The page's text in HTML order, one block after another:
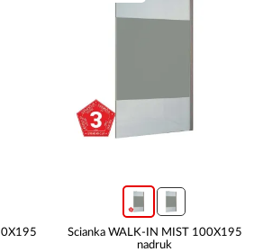
Ścianka WALK-IN MIST 100X195
nadruk